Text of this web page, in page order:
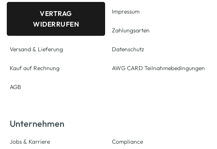
VERTRAG
WIDERRUFEN
Versand & Lieferung
Kauf auf Rechnung
AGB
Impressum
Zahlungsarten
Datenschutz
AWG CARD Teilnahmebedingungen
Unternehmen
Jobs & Karriere Compliance